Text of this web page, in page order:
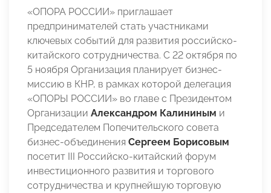
«ОПОРА РОССИИ» приглашает
предпринимателей стать участниками
ключевых событий для развития российско-
китайского сотрудничества. С 22 октября по
5 ноября Организация планирует бизнес-
миссию в КНР, в рамках которой делегация
«ОПОРЫ РОССИИ» во главе с Президентом
Организации Александром Калининым и
Председателем Попечительского совета
бизнес-объединения Сергеем Борисовым
посетит III Российско-китайский форум
инвестиционного развития и торгового
сотрудничества и крупнейшую торговую